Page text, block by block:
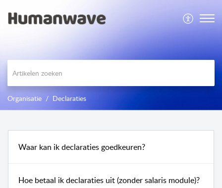
Organisatie Declaraties
Waar kan ik declaraties goedkeuren?
Hoe betaal ik declaraties uit (zonder salaris module)?